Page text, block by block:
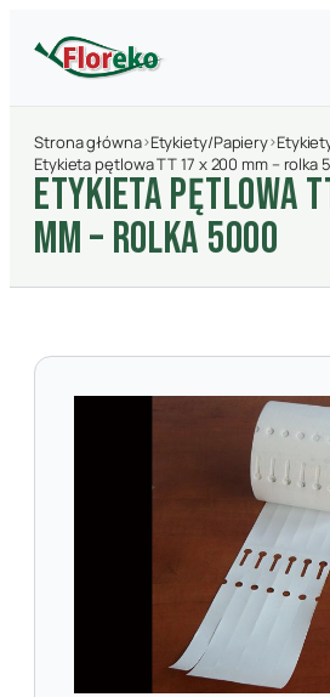
Strona główna›Etykiety/Papiery›
Etykieta pętlowa TT 17 x 200 mm – rolka
ETYKIETA PęTLOWA
MM – ROLKA 5000